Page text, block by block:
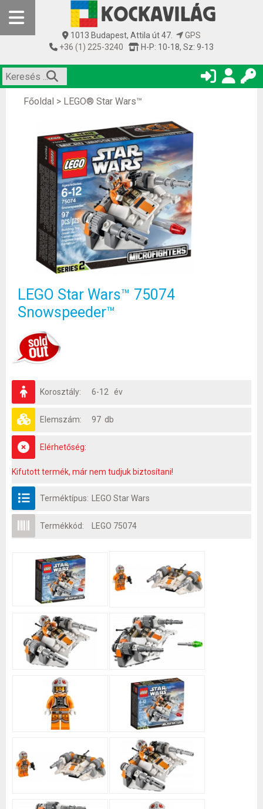
1013 Budapest, Attila út 47.
GPS
+36 (1) 225-3240
H-P: 10-18, Sz: 9-13
Főoldal > LEGO® Star Wars™
LEGO Star Wars™ 75074
Snowspeeder™
Korosztály: 6-12 év
Elemszám: 97 db
Elérhetőség:
Kifutott termék, már nem tudjuk biztosítani!
Terméktípus: LEGO Star Wars
Termékkód: LEGO 75074